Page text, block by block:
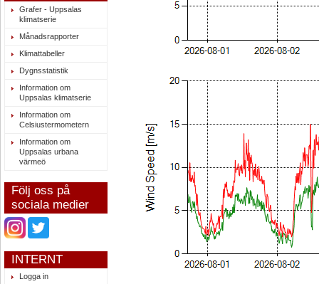
Grafer - Uppsalas
klimatserie
Månadsrapporter
Klimattabeller
Dygnsstatistik
Information om
Uppsalas klimatserie
Information om
Celsiustermometern
Information om
Uppsalas urbana
värmeö
Följ oss på
sociala medier
INTERNT
Logga in